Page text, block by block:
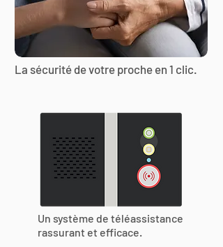
La sécurité de votre proche en 1 clic.
Un système de téléassistance
rassurant et efficace.